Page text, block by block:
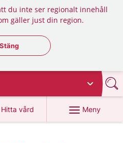
du inte ser regionalt innehåll
gäller just din region.
Stäng regionsväljaren
Stäng
Hitta vård
på 1177.se
Meny